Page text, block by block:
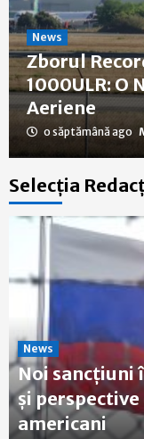
News
Zborul
1000ULR: O
Aeriene
o săptămână ago
Selecția
News
Noi sancțiuni
și
americani